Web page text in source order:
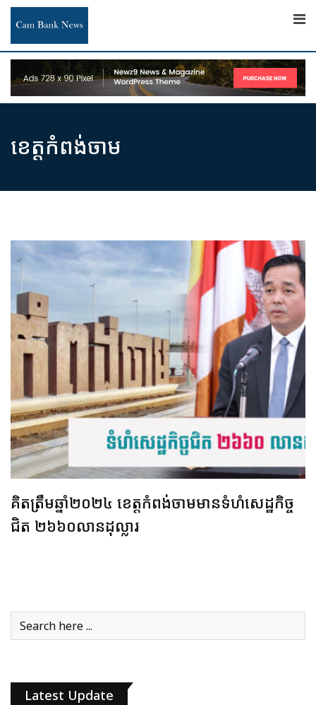
Skip
content
ខេត្តកំពង់ចាម
គិតត្រឹមឆ្នាំ២០២៤ ខេត្តកំពង់ចាមមានទំហំសេដ្ឋកិច្ច
ជិត ២៦៦០លានដុល្លារ
Latest Update